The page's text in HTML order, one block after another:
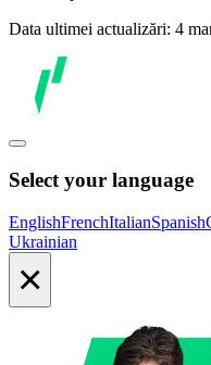
Data ultimei actualizări: 4
Select your language
EnglishFrenchItalianSpanish
Ukrainian
×